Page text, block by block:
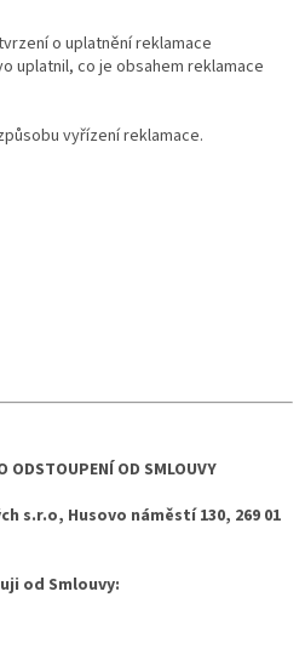
o uplatnění reklamace
uplatnil, co je obsahem reklamace
vyřízení reklamace.
ODSTOUPENÍ OD SMLOUVY
s.r.o, Husovo náměstí 130, 269 01
od Smlouvy: